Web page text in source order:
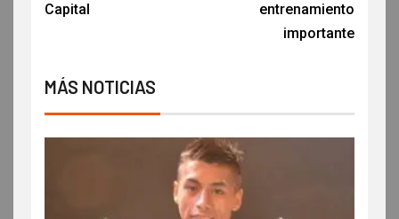
Capital
entrenamiento
importante
MÁS NOTICIAS